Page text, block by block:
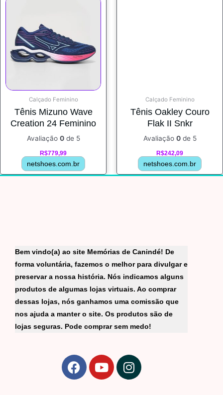
Calçado Feminino
Tênis Mizuno Wave
Creation 24 Feminino
Avaliação 0de 5
R$779,99
netshoes.com.br
Calçado Feminino
Tênis Oakley Couro
Flak II Snkr
Avaliação 0de 5
R$242,09
netshoes.com.br
Bem vindo(a) ao site Memórias de Canindé! De
forma voluntária, fazemos o melhor para divulgar e
preservar a nossa história. Nós indicamos alguns
produtos de algumas lojas virtuais. Ao comprar
dessas lojas, nós ganhamos uma comissão que
nos ajuda a manter o site. Os produtos são de
lojas seguras. Pode comprar sem medo!
F
a
Y
o
I
n